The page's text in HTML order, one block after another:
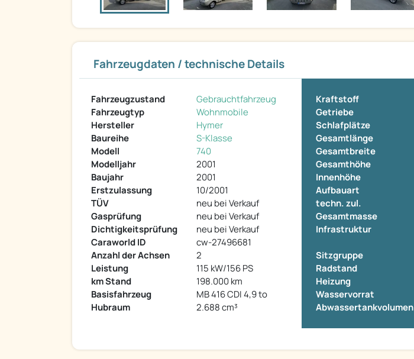
Fahrzeugdaten / technische Details
Fahrzeugzustand
Gebrauchtfahrzeug
Fahrzeugtyp
Wohnmobile
Hersteller
Hymer
Baureihe
S-Klasse
Modell
740
Modelljahr
2001
Baujahr
2001
Erstzulassung
10/2001
TÜV
neu bei Verkauf
Gasprüfung
neu bei Verkauf
Dichtigkeitsprüfung
neu bei Verkauf
Caraworld ID
cw-27496681
Anzahl der Achsen
2
Leistung
115 kW/156 PS
km Stand
198.000 km
Basisfahrzeug
MB 416 CDI 4,9 to
Hubraum
2.688 cm³
Kraftstoff
Getriebe
Schlafplätze
Gesamtlänge
Gesamtbreite
Gesamthöhe
Innenhöhe
Aufbauart
techn. zul.
Gesamtmasse
Infrastruktur
Sitzgruppe
Radstand
Heizung
Wasservorrat
Abwassertankvolumen